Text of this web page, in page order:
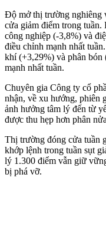
Độ mở thị trường nghiêng
cửa giảm điểm trong tuần.
công nghiệp (-3,8%) và
điều chỉnh mạnh nhất
khí (+3,29%) và phân bón
mạnh nhất tuần.
Chuyên gia Công ty cổ
nhận, về xu hướng, phiên
ảnh hưởng tâm lý đến từ
được thu hẹp hơn phân
Thị trường đóng cửa tuần
khớp lệnh trong tuần sụt
lý 1.300 điểm vẫn giữ
bị phá vỡ.